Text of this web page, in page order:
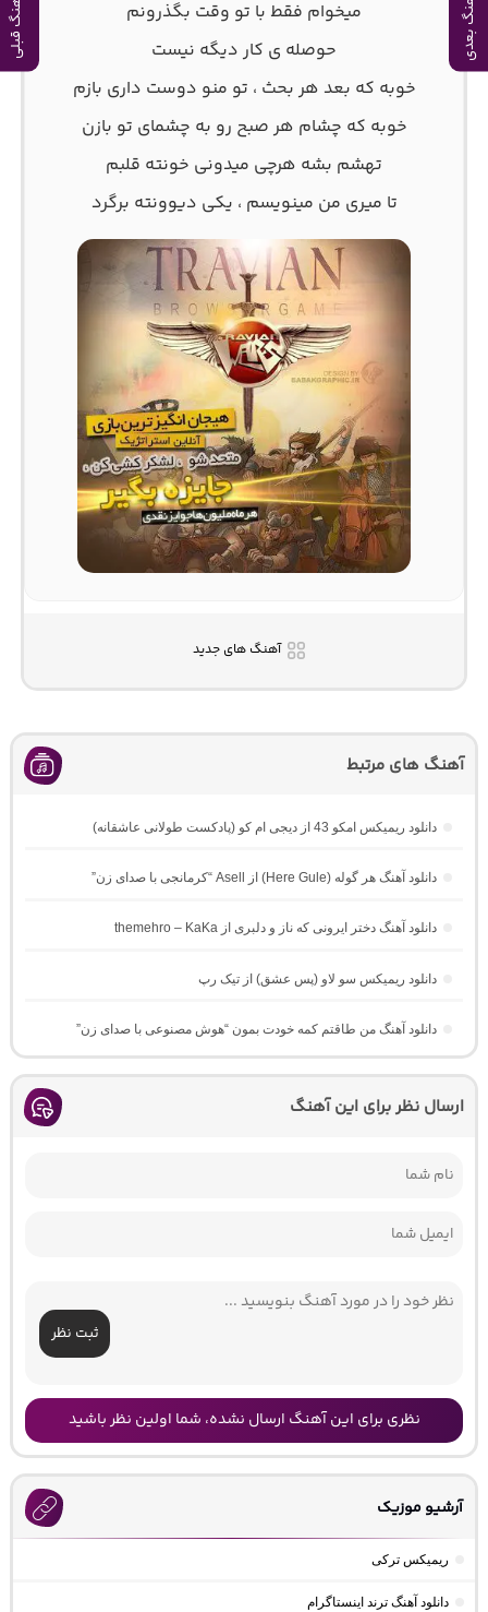
آهنگ بعدی آهنگ قبلی
میخوام فقط با تو وقت بگذرونم
حوصله ی کار دیگه نیست
خوبه که بعد هر بحث ، تو منو دوست داری بازم
خوبه که چشام هر صبح رو به چشمای تو بازن
تهشم بشه هرچی میدونی خونته قلبم
تا میری من مینویسم ، یکی دیوونته برگرد
آهنگ های جدید
آهنگ های مرتبط
دانلود ریمیکس امکو 43 از دیجی ام کو (پادکست طولانی عاشقانه)
دانلود آهنگ هر گوله (Here Gule) از Asell “کرمانجی با صدای زن”
دانلود آهنگ دختر ایرونی که ناز و دلبری از themehro – KaKa
دانلود ریمیکس سو لاو (پس عشق) از تیک رپ
دانلود آهنگ من طاقتم کمه خودت بمون “هوش مصنوعی با صدای زن”
ارسال نظر برای این آهنگ
ثبت نظر
نظری برای این آهنگ ارسال نشده، شما اولین نظر باشید
آرشیو موزیک
ریمیکس ترکی
دانلود آهنگ ترند اینستاگرام